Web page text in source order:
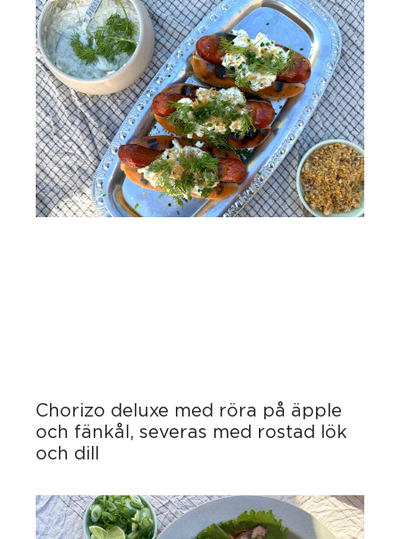
Chorizo deluxe med röra på äpple
och fänkål, severas med rostad lök
och dill